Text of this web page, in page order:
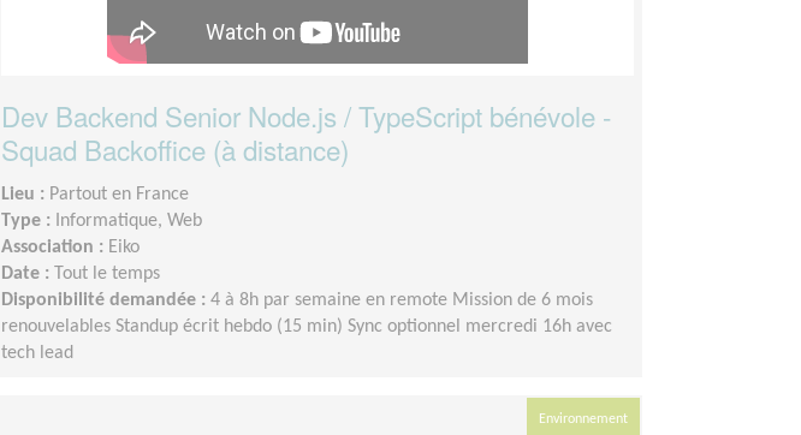
Dev Backend Senior Node.js / TypeScript bénévole -
Squad Backoffice (à distance)
Lieu : Partout en France
Type :
Informatique, Web
Association : Eiko
Date :
Tout le temps
Disponibilité demandée : 4 à 8h par semaine en remote Mission de 6 mois
renouvelables Standup écrit hebdo (15 min) Sync optionnel mercredi 16h avec
tech lead
Environnement